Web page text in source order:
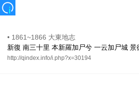
• 1861~1866 大東地志
新復 南三十里 本新羅加尸兮 一云加尸城
http://qindex.info/i.php?x=30194